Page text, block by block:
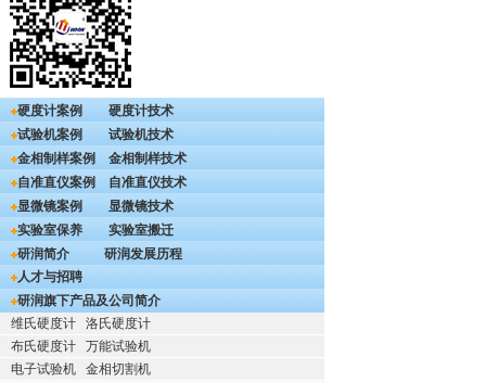
硬度计案例
硬度计技术
试验机案例
试验机技术
金相制样案例
金相制样技术
自准直仪案例
自准直仪技术
显微镜案例
显微镜技术
实验室保养
实验室搬迁
研润简介
研润发展历程
人才与招聘
研润旗下产品及公司简介
维氏硬度计
洛氏硬度计
布氏硬度计
万能试验机
电子试验机
金相切割机